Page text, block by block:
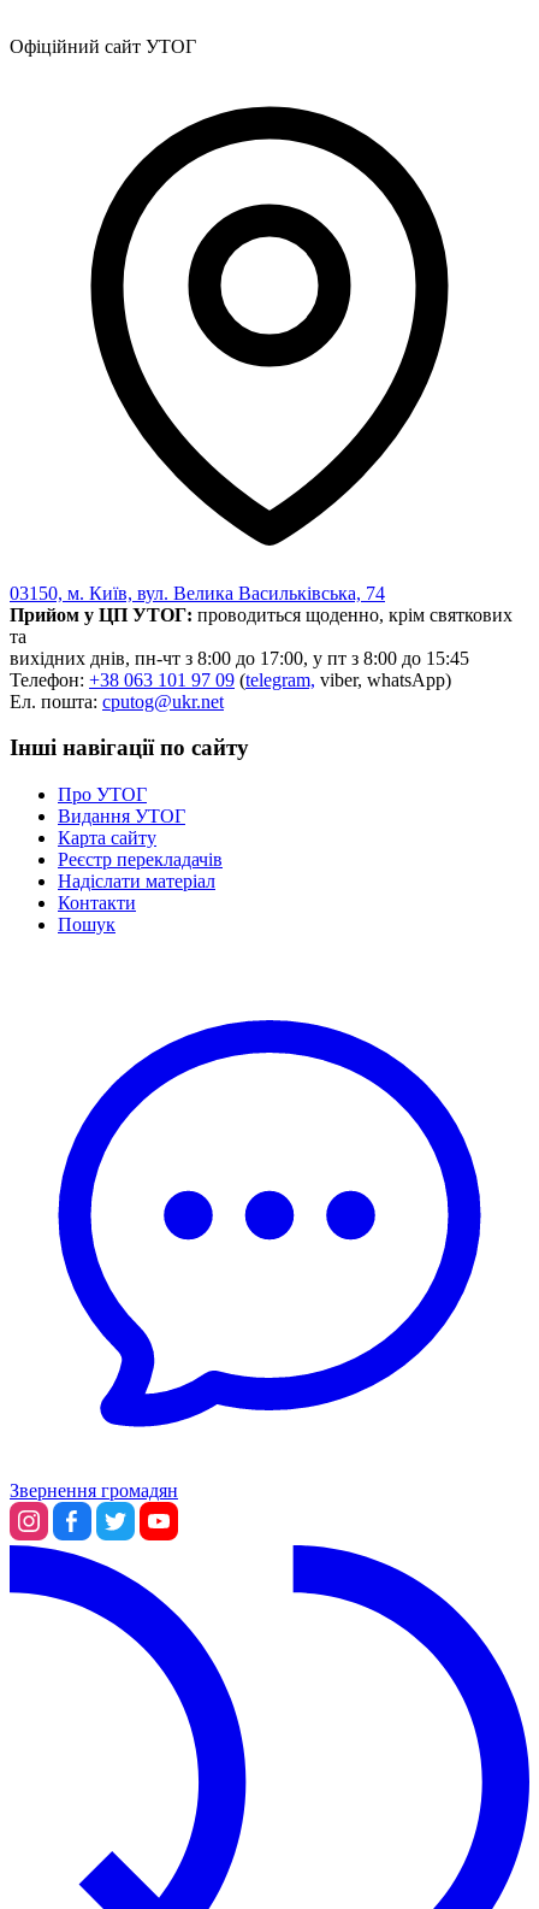
Офіційний сайт УТОГ
03150, м. Київ, вул. Велика Васильківська, 74
Прийом у ЦП УТОГ: проводиться щоденно, крім святкових
та
вихідних днів, пн-чт з 8:00 до 17:00, у пт з 8:00 до 15:45
Телефон: +38 063 101 97 09 (telegram, viber, whatsApp)
Ел. пошта: cputog@ukr.net
Інші навігації по сайту
Про УТОГ
Видання УТОГ
Карта сайту
Реєстр перекладачів
Надіслати матеріал
Контакти
Пошук
Звернення громадян